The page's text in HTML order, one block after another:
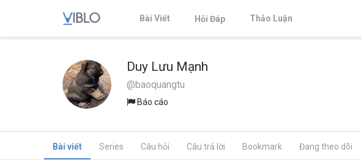
Bài Viết Hỏi Đáp Thảo Luận
Duy Lưu Mạnh
@baoquangtu
Báo cáo
Bài viết Series Câu hỏi Câu trả lời Bookmark Đang theo dõi